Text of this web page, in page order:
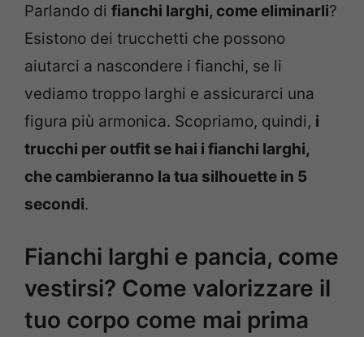
Parlando di fianchi larghi, come eliminarli?
Esistono dei trucchetti che possono
aiutarci a nascondere i fianchi, se li
vediamo troppo larghi e assicurarci una
figura più armonica. Scopriamo, quindi, i
trucchi per outfit se hai i fianchi larghi,
che cambieranno la tua silhouette in 5
secondi.
Fianchi larghi e pancia, come
vestirsi? Come valorizzare il
tuo corpo come mai prima